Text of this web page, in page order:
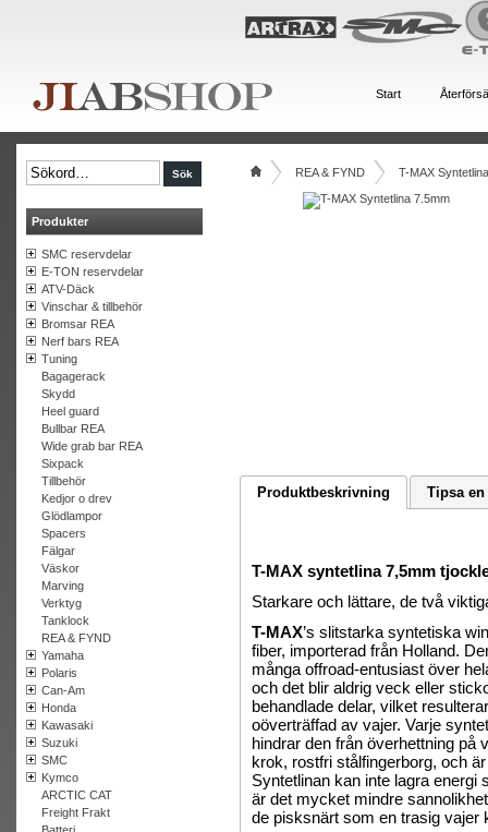
Start
Produkter
SMC reservdelar
E-TON reservdelar
ATV-Däck
Vinschar & tillbehör
Bromsar REA
Nerf bars REA
Tuning
Bagagerack
Skydd
Heel guard
Bullbar REA
Wide grab bar REA
Sixpack
Tillbehör
Kedjor o drev
Glödlampor
Spacers
Fälgar
Väskor
Marving
Verktyg
Tanklock
REA & FYND
Yamaha
Polaris
Can-Am
Honda
Kawasaki
Suzuki
SMC
Kymco
ARCTIC CAT
Freight Frakt
REA & FYND T-MAX
Produktbeskrivning Tipsa en
T-MAX syntetlina 7,5mm
Starkare och lättare, de två
T-MAX’s slitstarka syntetiska
fiber, importerad från Holland.
många offroad-entusiast över
och det blir aldrig veck eller
behandlade delar, vilket
oöverträffad av vajer. Varje
hindrar den från överhettning på
krok, rostfri stålfingerborg, och
Syntetlinan kan inte lagra energi
är det mycket mindre
de pisksnärt som en trasig vajer